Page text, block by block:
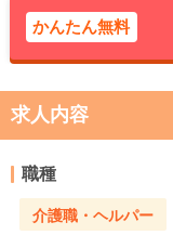
かんたん無料
求人内容
職種
介護職・ヘルパー